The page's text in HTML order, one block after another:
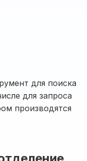
для поиска
для запроса
производятся